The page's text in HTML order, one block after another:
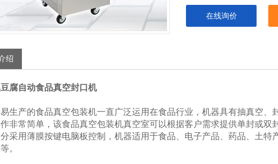
在线询价
绍
腐自动食品真空封口机
生产的食品真空包装机一直广泛运用在食品行业，机器具有抽真空、
非常简单，该食品真空包装机真空室可以根据客户需求提供单封或双
采用薄膜按键电脑板控制，机器适用于食品、电子产品、药品、土特
。